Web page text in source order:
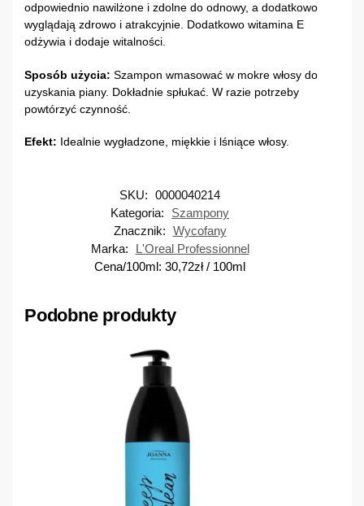
odpowiednio nawilżone i zdolne do odnowy, a dodatkowo
wyglądają zdrowo i atrakcyjnie. Dodatkowo witamina E
odżywia i dodaje witalności.
Sposób użycia: Szampon wmasować w mokre włosy do
uzyskania piany. Dokładnie spłukać. W razie potrzeby
powtórzyć czynność.
Efekt: Idealnie wygładzone, miękkie i lśniące włosy.
SKU: 0000040214
Kategoria:
Szampony
Znacznik: Wycofany
Marka:
L'Oreal Professionnel
Cena/100ml: 30,72zł/ 100ml
Podobne produkty